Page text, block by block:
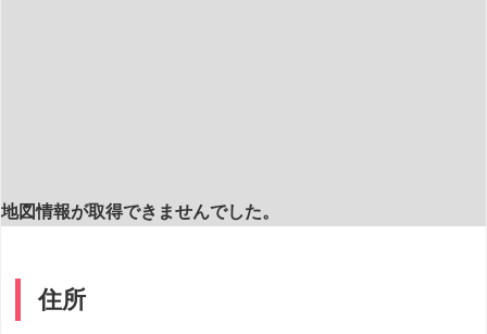
地図情報が取得できませんでした。
住所